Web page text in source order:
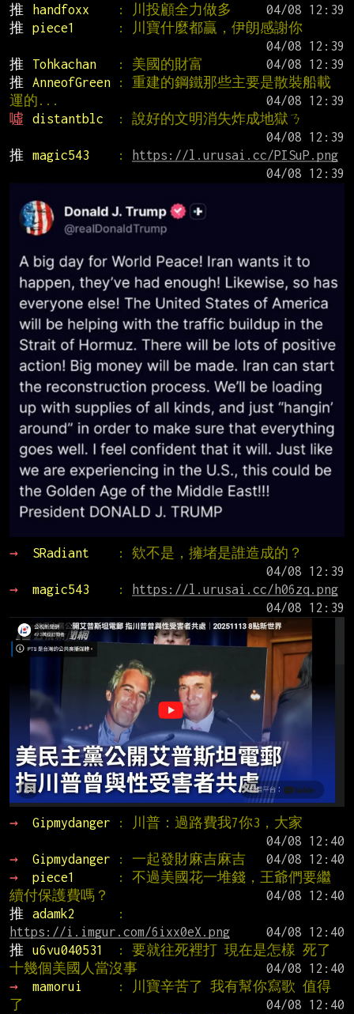
推
handfoxx : 川投顧全力做多
推
piece1
: 川寶什麼都贏，伊朗感謝你
推
Tohkachan : 美國的財富
推
AnneofGreen
: 重建的鋼鐵那些主要是散裝船載
運的...
噓
distantblc
: 說好的文明消失炸成地獄ㄋ
推
magic543 :
https://l.urusai.cc/PISuP.png
→ SRadiant
: 欸不是，擁堵是誰造成的？
→
magic543 :
https://l.urusai.cc/h06zq.png
→ Gipmydanger
: 川普：過路費我7你3，大家
→
Gipmydanger : 一起發財麻吉麻吉
→
piece1
: 不過美國花一堆錢，王爺們要繼
續付保護費嗎？
推
adamk2
https://i.imgur.com/6ixx0eX.png
推
u6vu040531
: 要就往死裡打 現在是怎樣 死了
十幾個美國人當沒事
→
mamorui
: 川寶辛苦了 我有幫你寫歌 值得
了